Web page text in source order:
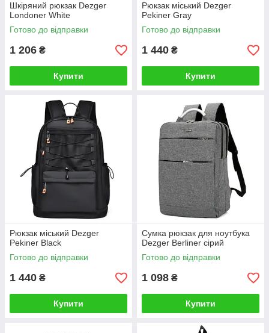
Шкіряний рюкзак Dezger
Londoner White
Готово до відправки
1 206 ₴
Купити
Рюкзак міський Dezger
Pekiner Gray
Готово до відправки
1 440 ₴
Купити
Рюкзак міський Dezger
Pekiner Black
Готово до відправки
1 440 ₴
Купити
Сумка рюкзак для ноутбука
Dezger Berliner сірий
Готово до відправки
1 098 ₴
Купити